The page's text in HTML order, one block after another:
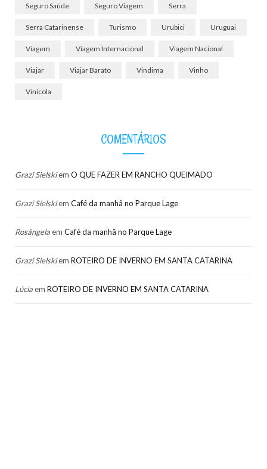
Seguro Saúde Seguro Viagem Serra
Serra Catarinense Turismo Urubici Uruguai
Viagem Viagem Internacional Viagem Nacional
Viajar Viajar Barato Vindima Vinho
Vinícola
COMENTÁRIOS
Grazi Sielskiem O QUE FAZER EM RANCHO QUEIMADO
Grazi Sielskiem Café da manhã no Parque Lage
Rosângelaem Café da manhã no Parque Lage
Grazi Sielskiem ROTEIRO DE INVERNO EM SANTA CATARINA
Lúciaem ROTEIRO DE INVERNO EM SANTA CATARINA